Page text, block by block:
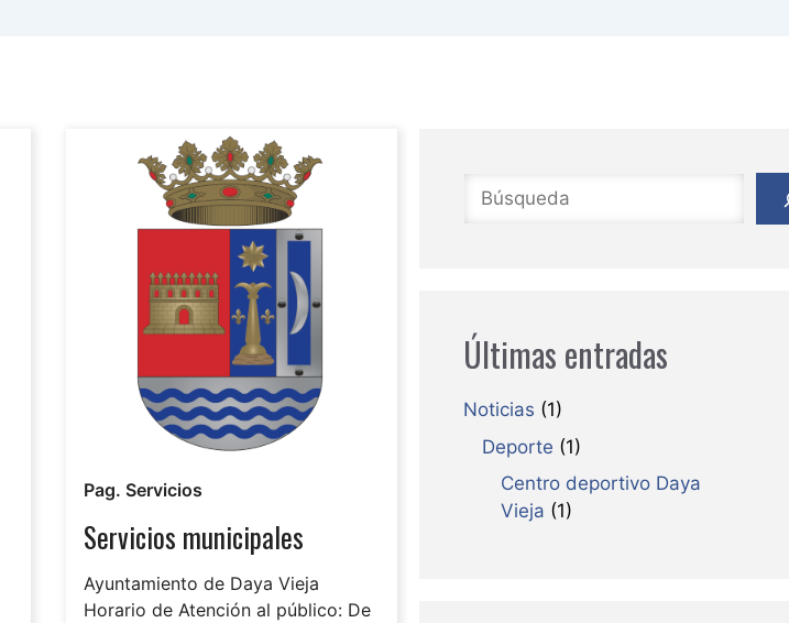
Pag. Servicios
Servicios municipales
Ayuntamiento de Daya Vieja
Horario de Atención al público: De
Buscar
Últimas entradas
Noticias (1)
Deporte (1)
Centro deportivo Daya
Vieja (1)